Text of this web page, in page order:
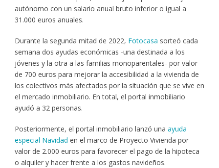
autónomo con un salario anual bruto inferior o igual a
31.000 euros anuales.
Durante la segunda mitad de 2022, Fotocasa sorteó cada
semana dos ayudas económicas -una destinada a los
jóvenes y la otra a las familias monoparentales- por valor
de 700 euros para mejorar la accesibilidad a la vivienda de
los colectivos más afectados por la situación que se vive en
el mercado inmobiliario. En total, el portal inmobiliario
ayudó a 32 personas.
Posteriormente, el portal inmobiliario lanzó una ayuda
especial Navidad en el marco de Proyecto Vivienda por
valor de 2.000 euros para favorecer el pago de la hipoteca
o alquiler y hacer frente a los gastos navideños.